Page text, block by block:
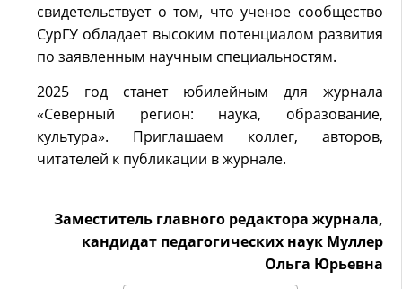
свидетельствует о том, что ученое сообщество
СурГУ обладает высоким потенциалом развития
по заявленным научным специальностям.
2025 год станет юбилейным для журнала
«Северный регион: наука, образование,
культура». Приглашаем коллег, авторов,
читателей к публикации в журнале.
Заместитель главного редактора журнала,
кандидат педагогических наук Муллер
Ольга Юрьевна